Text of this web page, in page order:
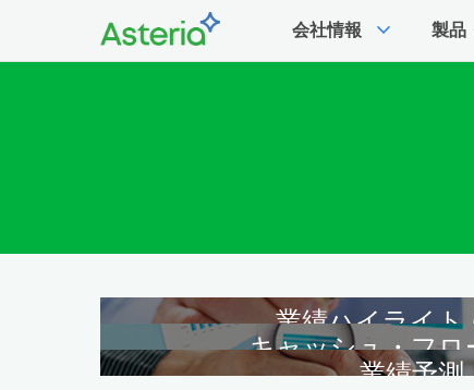
会社情報 expand_more 製品
業績ハイライト
キャッシュ・フロ
業績予測